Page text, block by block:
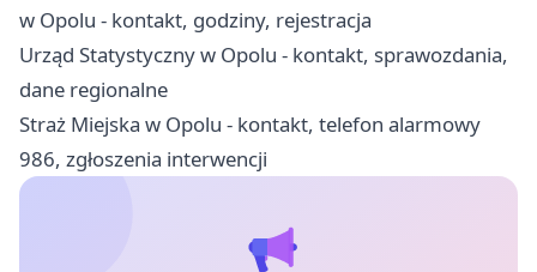
w Opolu - kontakt, godziny, rejestracja
Urząd Statystyczny w Opolu - kontakt, sprawozdania,
dane regionalne
Straż Miejska w Opolu - kontakt, telefon alarmowy
986, zgłoszenia interwencji